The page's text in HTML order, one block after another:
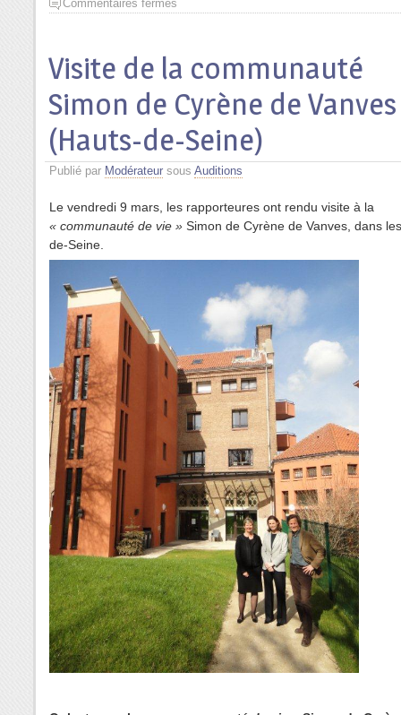
Commentaires fermés
Visite de la communauté
Simon de Cyrène de Vanves
(Hauts-de-Seine)
Publié par Modérateur sous Auditions
Le vendredi 9 mars, les rapporteures ont rendu visite à la
« communauté de vie » Simon de Cyrène de Vanves, dans
de-Seine.